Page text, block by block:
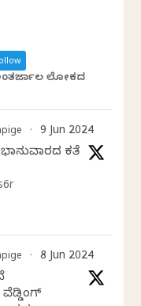
ಲೋಕದ
· 9 Jun 2024
ಕತೆ
· 8 Jun 2024